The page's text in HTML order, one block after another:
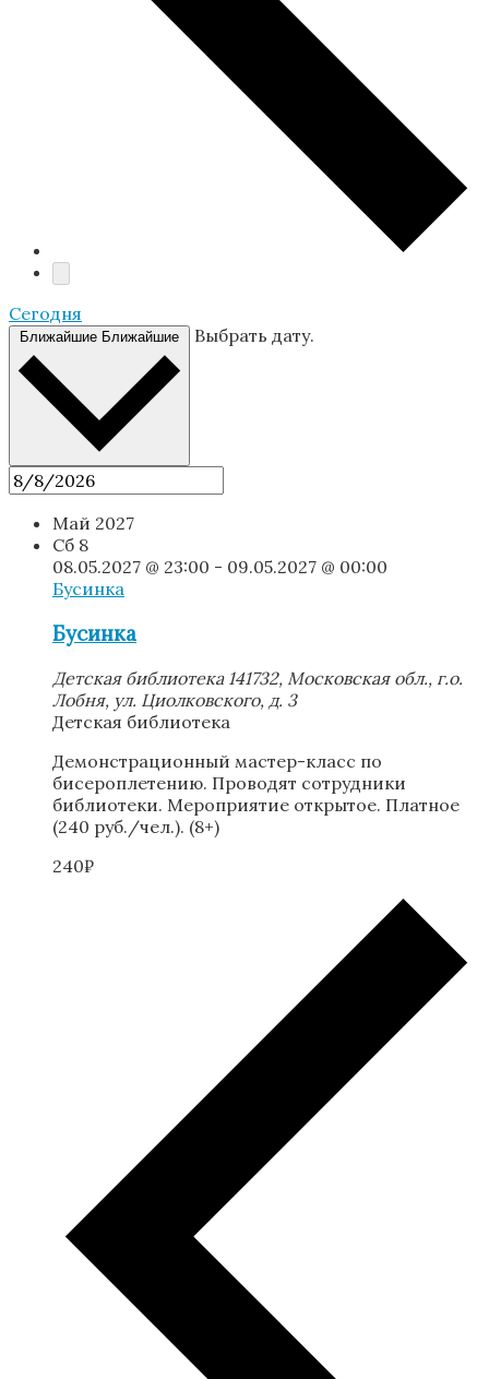
Cегодня
Ближайшие Ближайшие Выбрать дату.
Май 2027
Сб 8
08.05.2027 @ 23:00 - 09.05.2027 @ 00:00
Бусинка
Бусинка
Детская библиотека 141732, Московская обл., г.о.
Лобня, ул. Циолковского, д. 3
Детская библиотека
Демонстрационный мастер-класс по
бисероплетению. Проводят сотрудники
библиотеки. Мероприятие открытое. Платное
(240 руб./чел.). (8+)
240₽